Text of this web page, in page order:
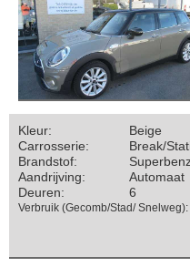
Kleur:
Beige
Carrosserie:
Break/
Brandstof:
Aandrijving:
Automaat
Deuren:
6
Verbruik (Gecomb/Stad/